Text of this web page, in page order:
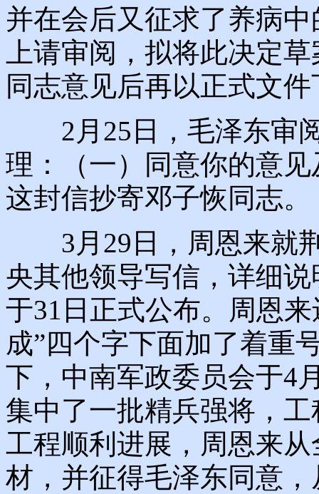
并在会后又征求了养病
上请审阅，拟将此决定
同志意见后再以正式文
2月25日，毛泽东审阅
理：（一）同意你的意
这封信抄寄邓子恢同志。
3月29日，周恩来就荆
央其他领导写信，详细
于31日正式公布。周恩
成”四个字下面加了着重
下，中南军政委员会于4
集中了一批精兵强将，
工程顺利进展，周恩来
材，并征得毛泽东同意